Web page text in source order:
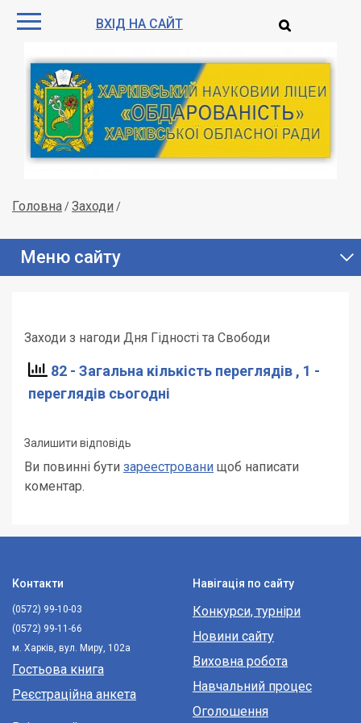
ВХІД НА САЙТ
Головна/Заходи /
Меню сайту
Заходи з нагоди Дня Гідності та Свободи
82 - Загальна кількість переглядів , 1 -
переглядів сьогодні
Залишити відповідь
Ви повинні бути зареестровани щоб написати
коментар.
Навігація по сайту
Конкурси, турніри
Новини сайту
Виховна робота
Навчальний процес
Оголошення
Контакти
(0572) 99-10-03
(0572) 99-11-66
м. Харків, вул. Миру, 102а
Гостьова книга
Реєстраційна анкета